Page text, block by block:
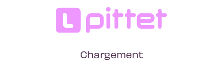
Chargement